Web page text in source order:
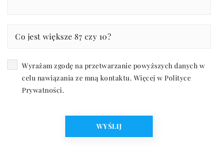
Co jest większe 87 czy 10?
Wyrażam zgodę na przetwarzanie powyższych danych w
celu nawiązania ze mną kontaktu. Więcej w Polityce
Prywatności.